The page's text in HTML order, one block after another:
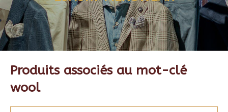
Produits associés au mot-clé
wool